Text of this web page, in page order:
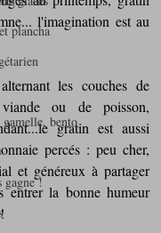
plancha
gamelle, bento
gagne !
l'imagination est au
les couches de
ou de poisson,
gratin est aussi
percés : peu cher,
et généreux à partager
entrer la bonne humeur